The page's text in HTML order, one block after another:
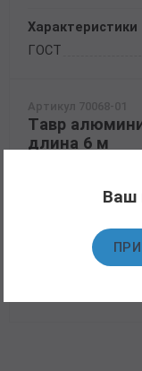
Характеристики
ГОСТ
Артикул 70068-01
Тавр
длина 6 м
Нет в наличии
Характеристики
Ваш